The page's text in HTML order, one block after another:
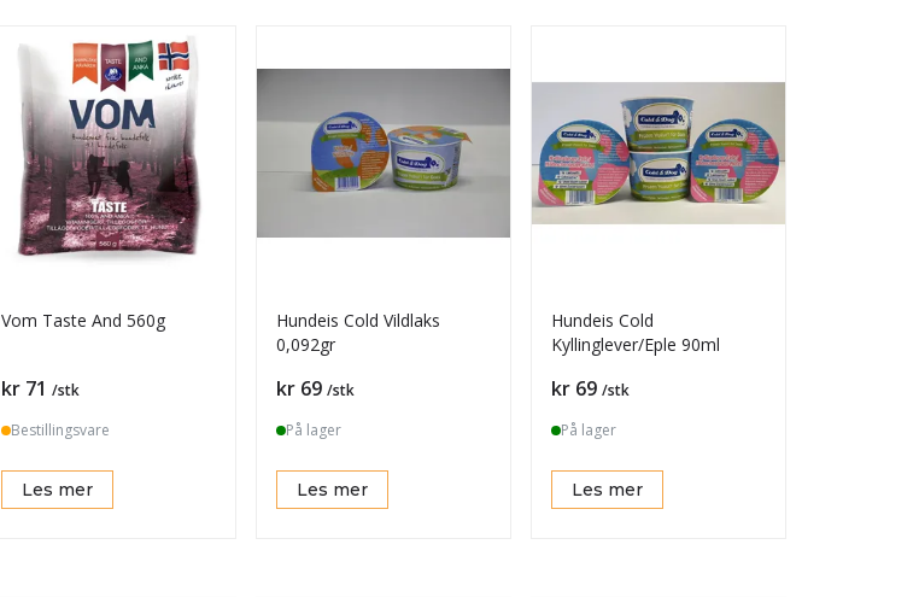
Vom Taste And 560g
Pris
kr 71 /stk
Bestillingsvare
Les mer
Hundeis Cold Vildlaks
0,092gr
Pris
kr 69 /stk
På lager
Les mer
Hundeis Cold
Kyllinglever/Eple 90ml
Pris
kr 69 /stk
På lager
Les mer